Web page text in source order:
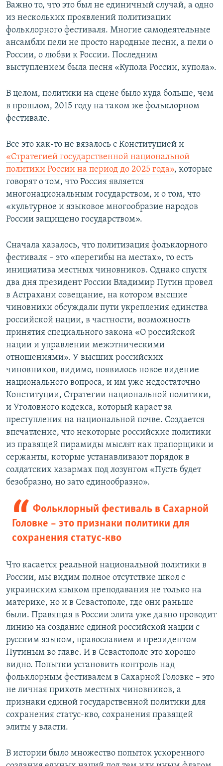
Важно то, что это был не единичный случай, а одно
из нескольких проявлений политизации
фольклорного фестиваля. Многие самодеятельные
ансамбли пели не просто народные песни, а пели о
России, о любви к России. Последним
выступлением была песня «Купола России, купола».
В целом, политики на сцене было куда больше, чем
в прошлом, 2015 году на таком же фольклорном
фестивале.
Все это как-то не вязалось с Конституцией и
«Стратегией государственной национальной
политики России на период до 2025 года», которые
говорят о том, что Россия является
многонациональным государством, и о том, что
«культурное и языковое многообразие народов
России защищено государством».
Сначала казалось, что политизация фольклорного
фестиваля – это «перегибы на местах», то есть
инициатива местных чиновников. Однако спустя
два дня президент России Владимир Путин провел
в Астрахани совещание, на котором высшие
чиновники обсуждали пути укрепления единства
российской нации, в частности, возможность
принятия специального закона «О российской
нации и управлении межэтническими
отношениями». У высших российских
чиновников, видимо, появилось новое видение
национального вопроса, и им уже недостаточно
Конституции, Стратегии национальной политики,
и Уголовного кодекса, который карает за
преступления на национальной почве. Создается
впечатление, что некоторые российские политики
из правящей пирамиды мыслят как прапорщики и
сержанты, которые устанавливают порядок в
солдатских казармах под лозунгом «Пусть будет
безобразно, но зато единообразно».
Фольклорный фестиваль в Сахарной
Головке – это признаки политики для
сохранения статус-кво
Что касается реальной национальной политики в
России, мы видим полное отсутствие школ с
украинским языком преподавания не только на
материке, но и в Севастополе, где они раньше
были. Правящая в России элита уже давно проводит
линию на создание единой российской нации с
русским языком, православием и президентом
Путиным во главе. И в Севастополе это хорошо
видно. Попытки установить контроль над
фольклорным фестивалем в Сахарной Головке – это
не личная прихоть местных чиновников, а
признаки единой государственной политики для
сохранения статус-кво, сохранения правящей
элиты у власти.
В истории было множество попыток ускоренного